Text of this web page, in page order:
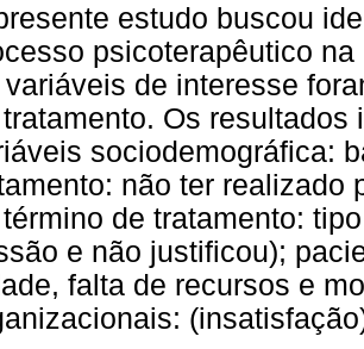
estudo buscou
psicoterapêutico
de interesse
Os
sociodemográfica:
não ter realizado
de tratamento:
e não justificou);
falta de recursos e